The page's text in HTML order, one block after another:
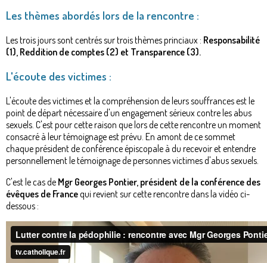
Les thèmes abordés lors de la rencontre :
Les trois jours sont centrés sur trois thèmes princiaux : Responsabilité
(1), Reddition de comptes (2) et Transparence (3).
L'écoute des victimes :
L'écoute des victimes et la compréhension de leurs souffrances est le
point de départ nécessaire d'un engagement sérieux contre les abus
sexuels. C'est pour cette raison que lors de cette rencontre un moment
consacré à leur témoignage est prévu. En amont de ce sommet
chaque président de conférence épiscopale à du recevoir et entendre
personnellement le témoignage de personnes victimes d'abus sexuels.
C'est le cas de Mgr Georges Pontier, président de la conférence des
évêques de Francequi revient sur cette rencontre dans la vidéo ci-
dessous :